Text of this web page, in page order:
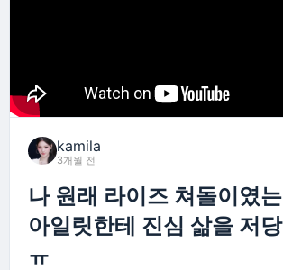
kamila
3개월 전
나 원래 라이즈 쳐돌이였
아일릿한테 진심 삶을 저
ㅠ